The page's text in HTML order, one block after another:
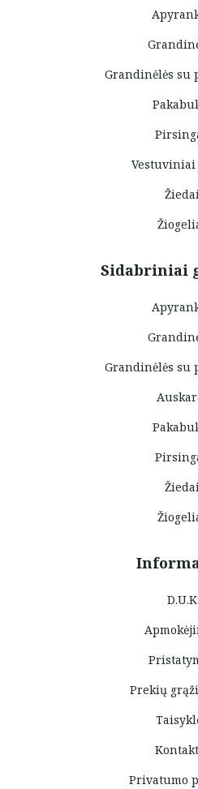
Grandinėlės su
Vestuviniai
Sidabriniai
Grandinėlės su
D.U.K
Prekių
Privatumo